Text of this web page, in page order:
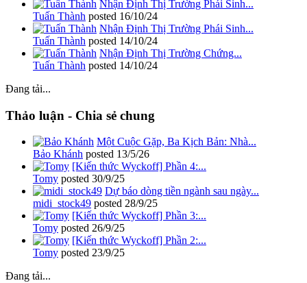
Nhận Định Thị Trường Phái Sinh...
Tuấn Thành posted 16/10/24
Nhận Định Thị Trường Phái Sinh...
Tuấn Thành posted 14/10/24
Nhận Định Thị Trường Chứng...
Tuấn Thành posted 14/10/24
Đang tải...
Thảo luận - Chia sẻ chung
Một Cuộc Gặp, Ba Kịch Bản: Nhà...
Bảo Khánh posted 13/5/26
[Kiến thức Wyckoff] Phần 4:...
Tomy posted 30/9/25
Dự báo dòng tiền ngành sau ngày...
midi_stock49 posted 28/9/25
[Kiến thức Wyckoff] Phần 3:...
Tomy posted 26/9/25
[Kiến thức Wyckoff] Phần 2:...
Tomy posted 23/9/25
Đang tải...